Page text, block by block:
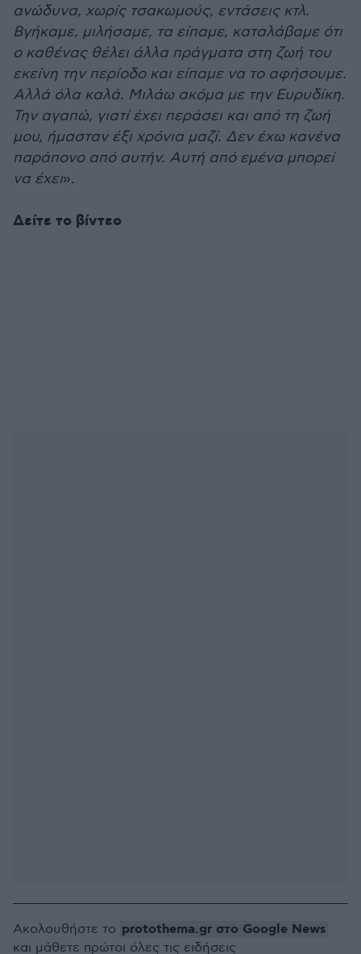
ανώδυνα, χωρίς τσακωμούς, εντάσεις κτλ.
Βγήκαμε, μιλήσαμε, τα είπαμε, καταλάβαμε ότι
ο καθένας θέλει άλλα πράγματα στη ζωή του
εκείνη την περίοδο και είπαμε να το αφήσουμε.
Αλλά όλα καλά. Μιλάω ακόμα με την Ευρυδίκη.
Την αγαπώ, γιατί έχει περάσει και από τη ζωή
μου, ήμασταν έξι χρόνια μαζί. Δεν έχω κανένα
παράπονο από αυτήν. Αυτή από εμένα μπορεί
να έχει».
Δείτε το βίντεο
Ακολουθήστε το protothema.gr στο Google News
και μάθετε πρώτοι όλες τις ειδήσεις